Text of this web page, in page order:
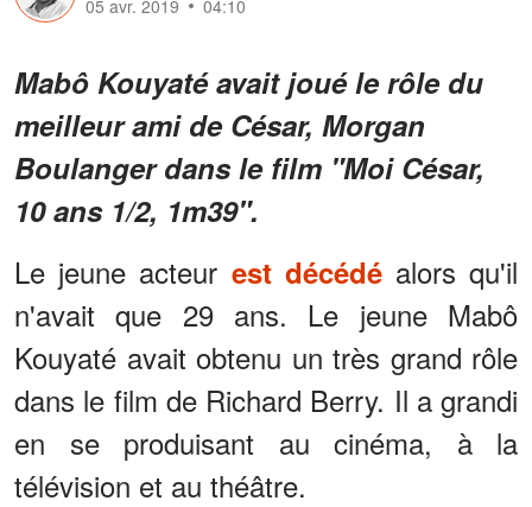
05 avr. 2019
04:10
Mabô Kouyaté avait joué le rôle du
meilleur ami de César, Morgan
Boulanger dans le film "Moi César,
10 ans 1/2, 1m39".
Le jeune acteur est décédéalors qu'il
n'avait que 29 ans. Le jeune Mabô
Kouyaté avait obtenu un très grand rôle
dans le film de Richard Berry. Il a grandi
en se produisant au cinéma, à la
télévision et au théâtre.